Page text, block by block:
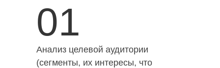
01
Анализ целевой аудитории
(сегменты, их интересы, что